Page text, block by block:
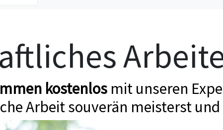
kostenlos mit unseren
Arbeit souverän meisterst